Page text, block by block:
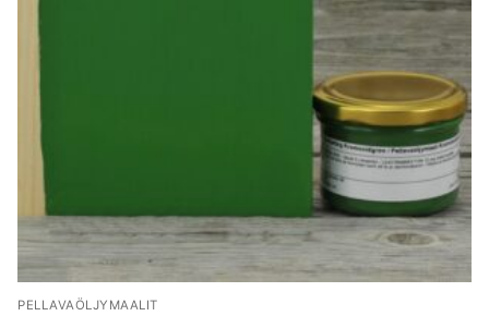
PELLAVAÖLJYMAALIT